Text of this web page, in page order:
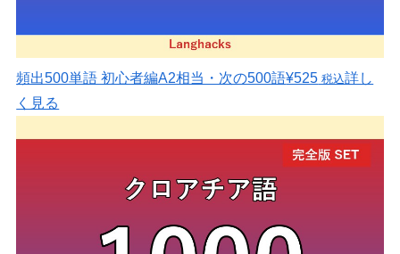
頻出500単語 初心者編A2相当・次の500語¥525 税込詳し
く見る